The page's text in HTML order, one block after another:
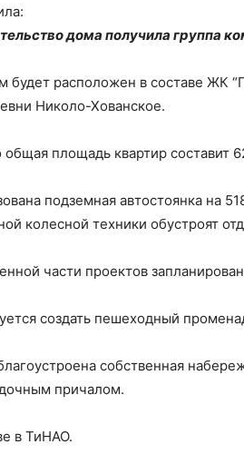
дома получила группа
будет расположен в составе ЖК
Николо-Хованское.
площадь квартир составит
подземная автостоянка на
колесной техники обустроят
части проектов
создать пешеходный
собственная
причалом.
в ТиНАО.